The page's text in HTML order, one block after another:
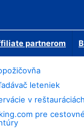
partnerom
leteniek
v reštauráciách
pre cestovné